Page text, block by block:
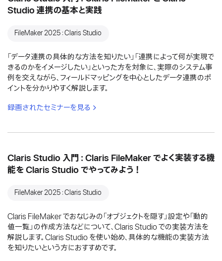
Studio 連携の基本と実践
FileMaker 2025：Claris Studio
「データ連携の具体的な方法を知りたい」「連携によって何が実現で
きるのかをイメージしたい」といった方を対象に、実際のシステム事
例を交えながら、フィールドマッピングを中心としたデータ連携のポ
イントを分かりやすく解説します。
録画されたセミナーを見る
Claris Studio 入門：Claris FileMaker でよく実装する機
能を Claris Studio でやってみよう！
FileMaker 2025：Claris Studio
Claris FileMaker でおなじみの「オブジェクトを隠す」設定や「動的
値一覧」の作成方法などについて、Claris Studio での実装方法を
解説します。Claris Studio を使い始め、具体的な機能の実装方法
を知りたいという方におすすめです。